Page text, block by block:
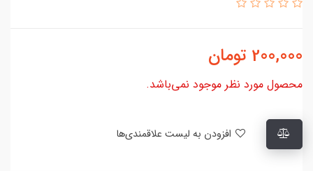
200,000 تومان
محصول مورد نظر موجود نمی‌باشد.